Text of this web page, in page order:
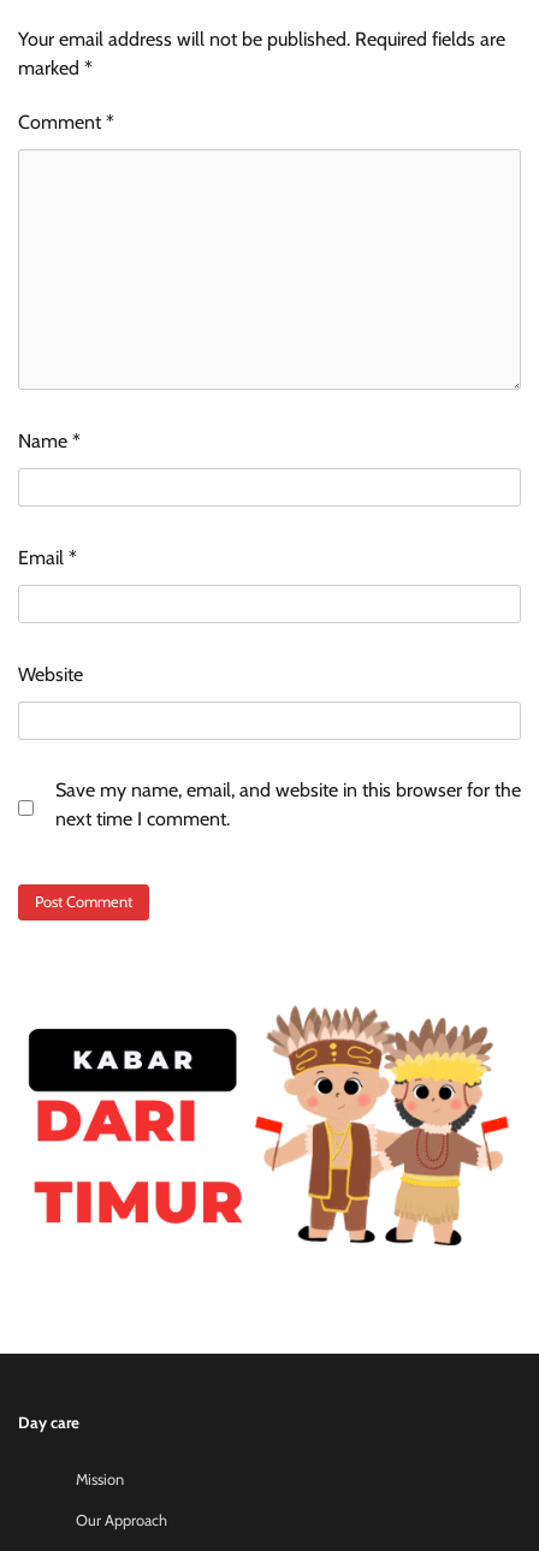
Your email address will not be published. Required fields are
marked *
Comment*
Name *
Email *
Website
Save my name, email, and website in this browser for the
next time I comment.
Day care
Mission
Our Approach